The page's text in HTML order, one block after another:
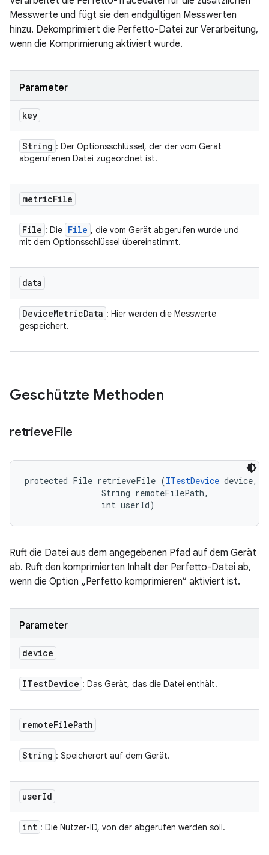
Messwerte und fügt sie den endgültigen Messwerten
hinzu. Dekomprimiert die Perfetto-Datei zur Verarbeitung,
wenn die Komprimierung aktiviert wurde.
Parameter
key
String : Der Optionsschlüssel, der der vom Gerät
abgerufenen Datei zugeordnet ist.
metricFile
File : Die File , die vom Gerät abgerufen wurde und
mit dem Optionsschlüssel übereinstimmt.
data
DeviceMetricData : Hier werden die Messwerte
gespeichert.
Geschützte Methoden
retrieveFile
protected File retrieveFile (ITestDevice device,
                String remoteFilePath,
                int userId)
Ruft die Datei aus dem angegebenen Pfad auf dem Gerät
ab. Ruft den komprimierten Inhalt der Perfetto-Datei ab,
wenn die Option „Perfetto komprimieren“ aktiviert ist.
Parameter
device
ITestDevice : Das Gerät, das die Datei enthält.
remoteFilePath
String : Speicherort auf dem Gerät.
userId
int : Die Nutzer-ID, von der abgerufen werden soll.